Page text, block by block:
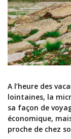
A l’heure des
lointaines, la
sa façon de
économique,
proche de chez